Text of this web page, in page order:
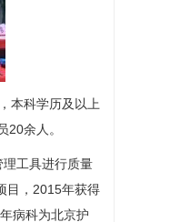
本科学历及以上
余人。
工具进行质量
目，2015年获得
病科为北京护